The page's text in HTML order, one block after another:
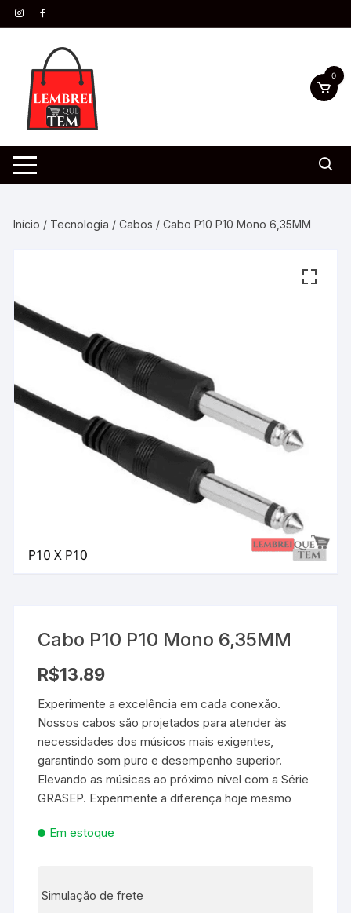
0
Início / Tecnologia /Cabos / Cabo P10 P10 Mono 6,35MM
Cabo P10 P10 Mono 6,35MM
R$13.89
Experimente a excelência em cada conexão.
Nossos cabos são projetados para atender às
necessidades dos músicos mais exigentes,
garantindo som puro e desempenho superior.
Elevando as músicas ao próximo nível com a Série
GRASEP. Experimente a diferença hoje mesmo
Em estoque
Simulação de frete